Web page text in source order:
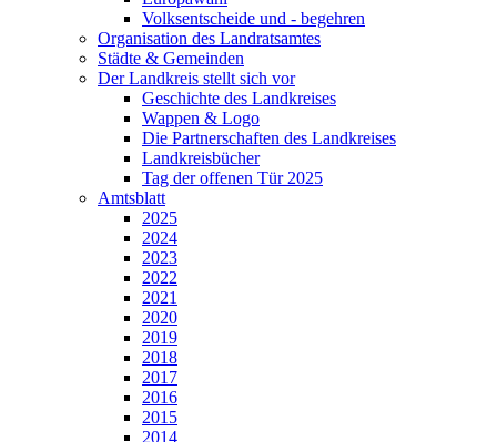
Volksentscheide und - begehren
Organisation des Landratsamtes
Städte & Gemeinden
Der Landkreis stellt sich vor
Geschichte des Landkreises
Wappen & Logo
Die Partnerschaften des Landkreises
Landkreisbücher
Tag der offenen Tür 2025
Amtsblatt
2025
2024
2023
2022
2021
2020
2019
2018
2017
2016
2015
2014